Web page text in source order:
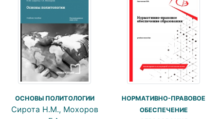
ОСНОВЫ ПОЛИТОЛОГИИ
Сирота Н.М., Мохоров
НОРМАТИВНО-ПРАВОВОЕ
ОБЕСПЕЧЕНИЕ